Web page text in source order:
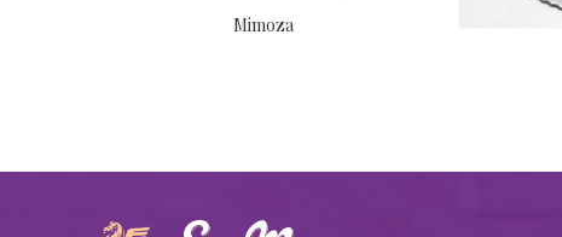
Mimoza